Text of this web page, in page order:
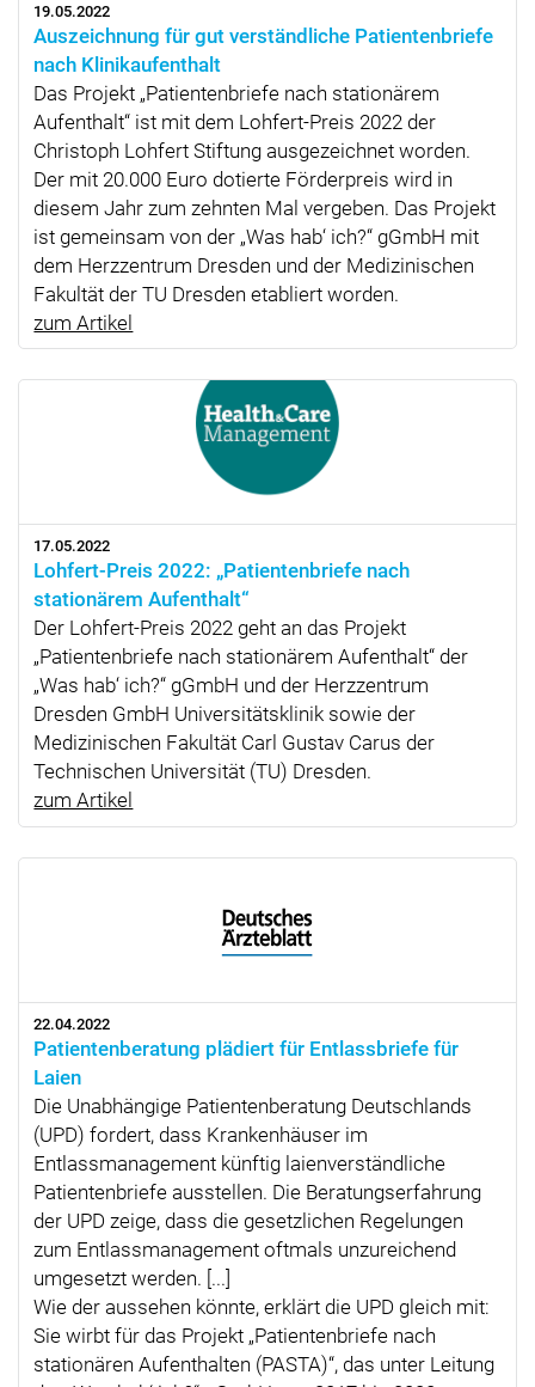
19.05.2022
Auszeichnung für gut verständliche Patientenbriefe
nach Klinikaufenthalt
Das Projekt „Patientenbriefe nach stationärem
Aufenthalt“ ist mit dem Lohfert-Preis 2022 der
Christoph Lohfert Stiftung ausgezeichnet worden.
Der mit 20.000 Euro dotierte Förderpreis wird in
diesem Jahr zum zehnten Mal vergeben. Das Projekt
ist gemeinsam von der „Was hab‘ ich?“ gGmbH mit
dem Herzzentrum Dresden und der Medizinischen
Fakultät der TU Dresden etabliert worden.
zum Artikel
17.05.2022
Lohfert-Preis 2022: „Patientenbriefe nach
stationärem Aufenthalt“
Der Lohfert-Preis 2022 geht an das Projekt
„Patientenbriefe nach stationärem Aufenthalt“ der
„Was hab‘ ich?“ gGmbH und der Herzzentrum
Dresden GmbH Universitätsklinik sowie der
Medizinischen Fakultät Carl Gustav Carus der
Technischen Universität (TU) Dresden.
zum Artikel
22.04.2022
Patientenberatung plädiert für Entlassbriefe für
Laien
Die Unabhängige Patientenberatung Deutschlands
(UPD) fordert, dass Krankenhäuser im
Entlassmanagement künftig laienverständliche
Patientenbriefe ausstellen. Die Beratungserfahrung
der UPD zeige, dass die gesetzlichen Regelungen
zum Entlassmanagement oftmals unzureichend
umgesetzt werden. [...]
Wie der aussehen könnte, erklärt die UPD gleich mit:
Sie wirbt für das Projekt „Patientenbriefe nach
stationären Aufenthalten (PASTA)“, das unter Leitung